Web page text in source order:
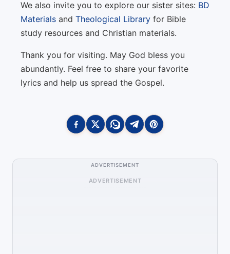
We also invite you to explore our sister sites: BD
Materials and Theological Library for Bible
study resources and Christian materials.
Thank you for visiting. May God bless you
abundantly. Feel free to share your favorite
lyrics and help us spread the Gospel.
ADVERTISEMENT
ADVERTISEMENT